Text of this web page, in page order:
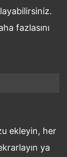
fazlasını
ekleyin, her
ya